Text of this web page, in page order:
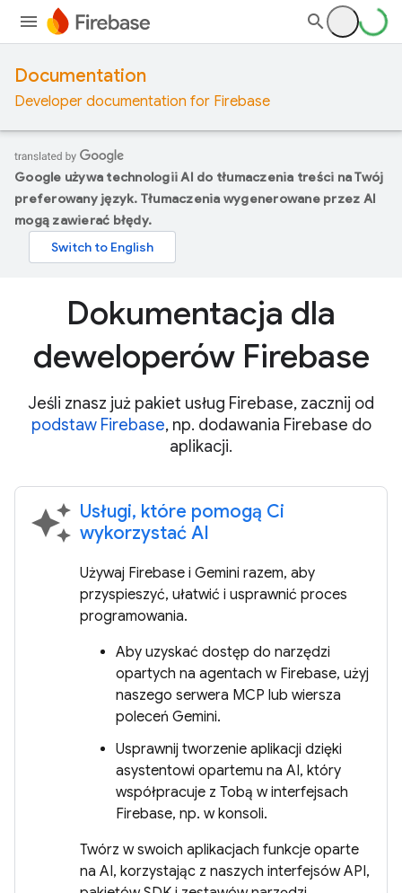
Documentation
Developer documentation for Firebase
Google używa technologii AI do tłumaczenia treści na Twój
preferowany język. Tłumaczenia wygenerowane przez AI
mogą zawierać błędy.
Dokumentacja dla
deweloperów Firebase
Jeśli znasz już pakiet usług Firebase, zacznij od
podstaw Firebase, np. dodawania Firebase do
aplikacji.
auto_awesome Usługi, które pomogą Ci
wykorzystać AI
Używaj Firebase i Gemini razem, aby
przyspieszyć, ułatwić i usprawnić proces
programowania.
Aby uzyskać dostęp do narzędzi
opartych na agentach w Firebase, użyj
naszego serwera MCP lub wiersza
poleceń Gemini.
Usprawnij tworzenie aplikacji dzięki
asystentowi opartemu na AI, który
współpracuje z Tobą w interfejsach
Firebase, np. w konsoli.
Twórz w swoich aplikacjach funkcje oparte
na AI, korzystając z naszych interfejsów API,